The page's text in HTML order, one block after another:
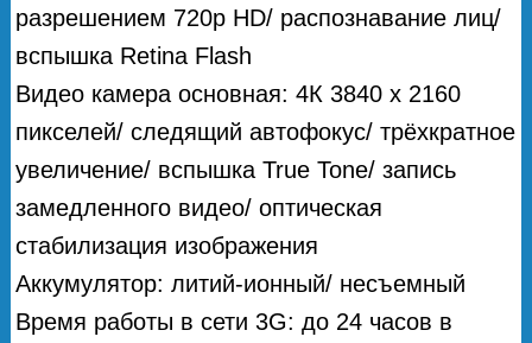
разрешением 720p HD/ распознавание лиц/
вспышка Retina Flash
Видео камера основная: 4К 3840 х 2160
пикселей/ следящий автофокус/ трёхкратное
увеличение/ вспышка True Tone/ запись
замедленного видео/ оптическая
стабилизация изображения
Аккумулятор: литий-ионный/ несъемный
Время работы в сети 3G: до 24 часов в